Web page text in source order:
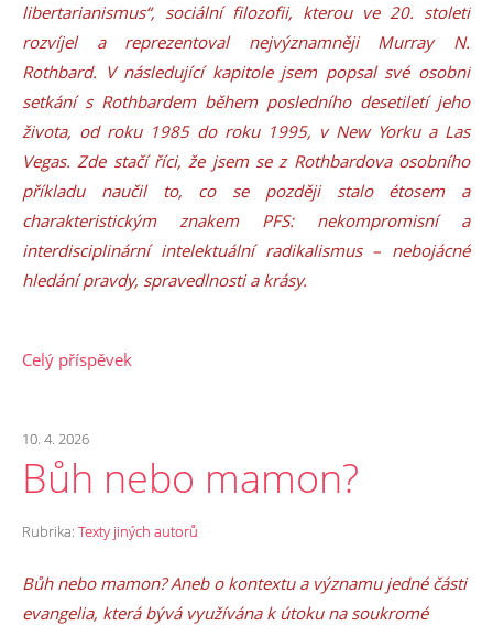
libertarianismus“, sociální filozofii, kterou ve 20. století
rozvíjel a reprezentoval nejvýznamněji Murray N.
Rothbard. V následující kapitole jsem popsal své osobní
setkání s Rothbardem během posledního desetiletí jeho
života, od roku 1985 do roku 1995, v New Yorku a Las
Vegas. Zde stačí říci, že jsem se z Rothbardova osobního
příkladu naučil to, co se později stalo étosem a
charakteristickým znakem PFS: nekompromisní a
interdisciplinární intelektuální radikalismus – nebojácné
hledání pravdy, spravedlnosti a krásy.
Celý příspěvek
10. 4. 2026
Bůh nebo mamon?
Rubrika: Texty jiných autorů
Bůh nebo mamon? Aneb o kontextu a významu jedné části
evangelia, která bývá využívána k útoku na soukromé